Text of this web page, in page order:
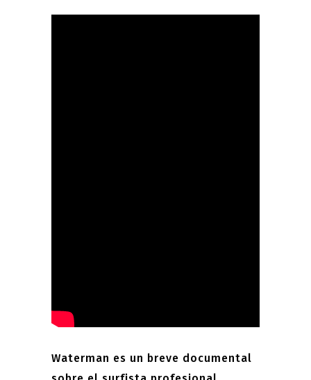
Waterman es un breve documental